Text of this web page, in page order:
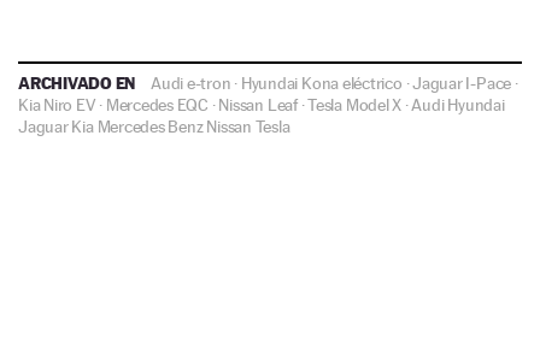
ARCHIVADO EN Audi e-tron · Hyundai Kona eléctrico ·Jaguar I-Pace ·
Kia Niro EV · Mercedes EQC ·Nissan Leaf·Tesla Model X ·Audi Hyundai
Jaguar Kia Mercedes Benz Nissan Tesla